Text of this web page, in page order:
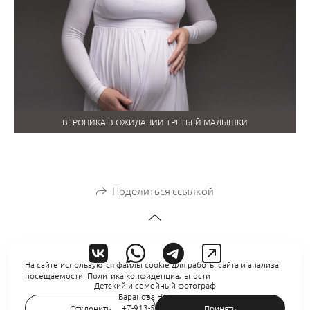
ВЕРОНИКА В ОЖИДАНИИ ТРЕТЬЕЙ МАЛЫШКИ
Поделиться ссылкой
Детский и семейный фотограф
Баранова Надежда
+7-913-539-18-81
На сайте используются файлы cookie для работы сайта и анализа
посещаемости. Политика конфиденциальности